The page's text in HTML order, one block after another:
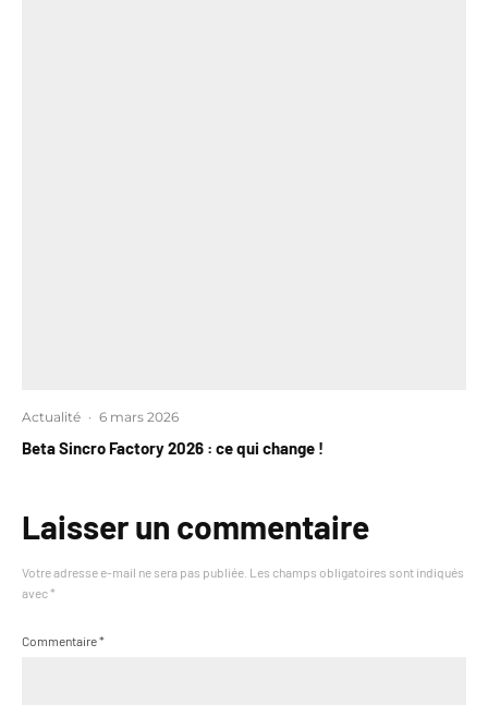
Actualité · 6 mars 2026
Beta Sincro Factory 2026 : ce qui change !
Laisser un commentaire
Votre adresse e-mail ne sera pas publiée. Les champs obligatoires sont indiqués
avec *
Commentaire*